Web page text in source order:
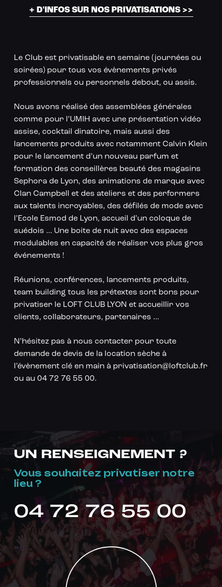
+ D'INFOS SUR NOS PRIVATISATIONS >>
Le Club est privatisable en semaine (journées ou
soirées) pour tous vos évènements privés
professionnels ou personnels debout, ou assis.
Nous avons réalisé des assemblées générales
comme pour l’UMIH avec une présentation vidéo
assise, cocktail dinatoire, mais aussi des
lancements produits avec notamment Calvin Klein
pour le lancement d’un nouveau parfum et
formation des conseillères beauté des magasins
Sephora de Lyon, des animations de marque avec
Clan Campbell et des ateliers et des performers
aux talents incroyables, des défilés de mode avec
l’Ecole Esmod de Lyon, accueil d’un coloque de
suédois … Une boite de nuit avec des espaces
modulables en capacité de réaliser vos plus gros
événements !
Réunions, conférences, lancements produits,
team building tous les prétextes sont bons pour
privatiser le LOFT CLUB LYON et accueillir vos
clients, collaborateurs, partenaires …
N’hésitez pas à nous contacter pour toute
demande de devis de la location sèche à
l’évènement clé en main à privatisation@loftclub.fr
ou au 04 72 76 55 00.
UN RENSEIGNEMENT ?
Vous souhaitez privatiser notre
lieu ?
04 72 76 55 00